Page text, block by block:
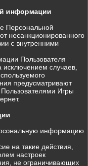
информации
Персональной
несанкционированного
с внутренними
Пользователя
исключением случаев,
предусматривают
Игры
информацию
на такие действия,
настроек
не ограничивающих